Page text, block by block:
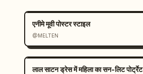
एनीमे मूवी पोस्टर स्टाइल
@MELTEN
लाल साटन ड्रेस में महिला का सन-लिट पोर्ट्रेट